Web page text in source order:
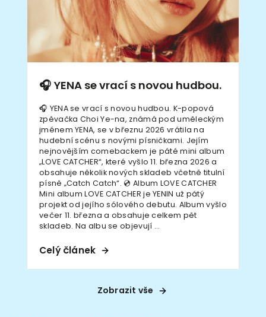
🎧 YENA se vrací s novou hudbou.
🎧 YENA se vrací s novou hudbou. K-popová
zpěvačka Choi Ye-na, známá pod uměleckým
jménem YENA, se v březnu 2026 vrátila na
hudební scénu s novými písničkami. Jejím
nejnovějším comebackem je páté mini album
„LOVE CATCHER“, které vyšlo 11. března 2026 a
obsahuje několik nových skladeb včetně titulní
písně „Catch Catch“. 💿 Album LOVE CATCHER
Mini album LOVE CATCHER je YENIN už pátý
projekt od jejího sólového debutu. Album vyšlo
večer 11. března a obsahuje celkem pět
skladeb. Na albu se objevují ...
Celý článek
Zobrazit vše